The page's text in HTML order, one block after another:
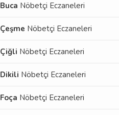
Buca Nöbetçi Eczaneleri
Çeşme Nöbetçi Eczaneleri
Çiğli Nöbetçi Eczaneleri
Dikili Nöbetçi Eczaneleri
Foça Nöbetçi Eczaneleri